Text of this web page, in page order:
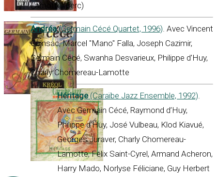
Lamotte (perc)
Andréa(Germain Cécé Quartet, 1996). Avec Vincent
Quinsac, Marcel "Mano" Falla, Joseph Cazimir,
Germain Cécé, Swanha Desvarieux, Philippe d'Huy,
Charly Chomereau-Lamotte
Héritage(Caraïbe Jazz Ensemble, 1992).
Avec Germain Cécé, Raymond d’Huy,
Philippe d’Huy, José Vulbeau, Klod Kiavué,
Georges Juraver, Charly Chomereau-
Lamotte, Félix Saint-Cyrel, Armand Acheron,
Harry Mado, Norlyse Féliciane, Guy Herbert